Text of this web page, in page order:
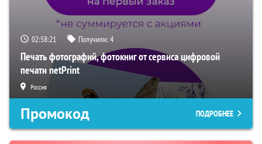
02:58:20 Получили:4
Печать фотографий, фотокниг от сервиса цифровой
печати netPrint
Россия
Промокод ПОДРОБНЕЕ